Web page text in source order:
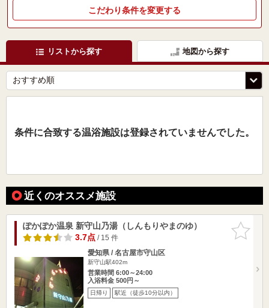
こだわり条件を変更する
リストから探す 地図から探す
条件に合致する温浴施設は登録されていませんでした。
近くのオススメ施設
お気に入
りに追加
ぽかぽか温泉 新守山乃湯（しんもりやまのゆ）
3.7点/ 15 件
愛知県 / 名古屋市守山区
新守山駅402m
営業時間 6:00～24:00
入浴料金 500円～
日帰り 駅近（徒歩10分以内）